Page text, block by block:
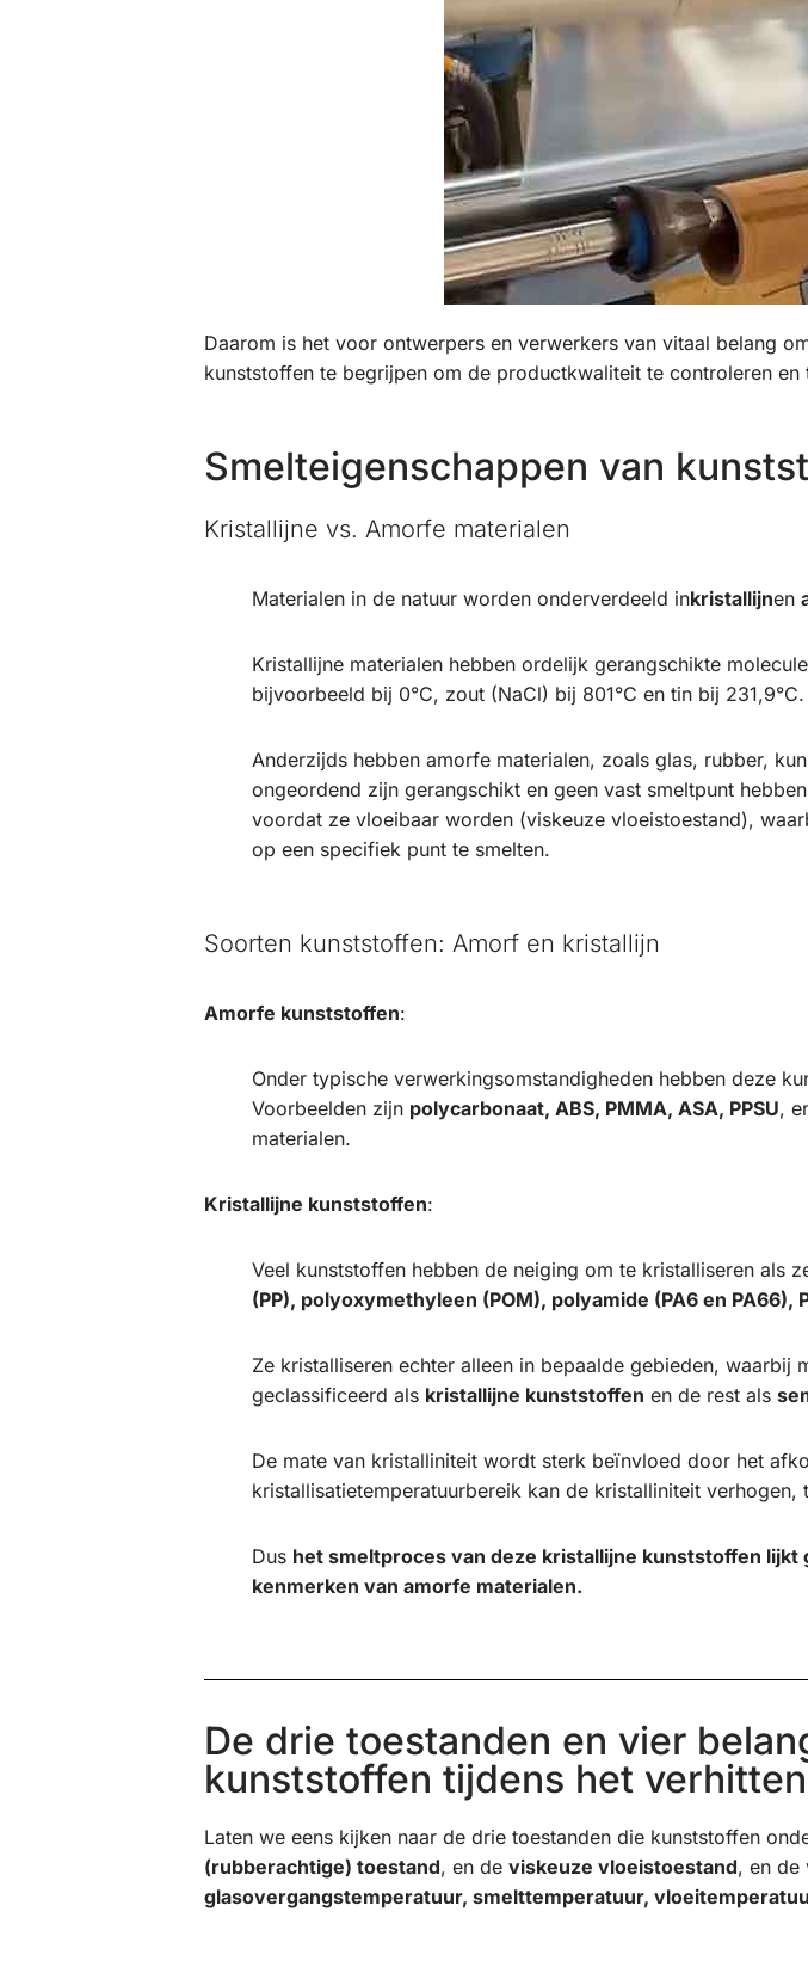
Daarom is het voor ontwerpers en verwerkers van vitaal belang
kunststoffen te begrijpen om de productkwaliteit te controleren
Smelteigenschappen van
Kristallijne vs. Amorfe materialen
Materialen in de natuur worden onderverdeeld inkristallijnen
Kristallijne materialen hebben ordelijk gerangschikte
bijvoorbeeld bij 0°C, zout (NaCl) bij 801°C en tin bij 231,9°C.
Anderzijds hebben amorfe materialen, zoals glas, rubber,
ongeordend zijn gerangschikt en geen vast smeltpunt
voordat ze vloeibaar worden (viskeuze vloeistoestand),
op een specifiek punt te smelten.
Soorten kunststoffen: Amorf en kristallijn
Amorfe kunststoffen:
Onder typische verwerkingsomstandigheden hebben deze
Voorbeelden zijn polycarbonaat, ABS, PMMA, ASA, PPSU,
materialen.
Kristallijne kunststoffen:
Veel kunststoffen hebben de neiging om te kristalliseren als
(PP), polyoxymethyleen (POM), polyamide (PA6 en PA66),
Ze kristalliseren echter alleen in bepaalde gebieden, waarbij
geclassificeerd als kristallijne kunststoffen en de rest als
De mate van kristalliniteit wordt sterk beïnvloed door het
kristallisatietemperatuurbereik kan de kristalliniteit
Dus het smeltproces van deze kristallijne kunststoffen
kenmerken van amorfe materialen.
De drie toestanden en vier
kunststoffen tijdens het verhitten
Laten we eens kijken naar de drie toestanden die kunststoffen
(rubberachtige) toestand, en de viskeuze vloeistoestand, en de
glasovergangstemperatuur, smelttemperatuur,